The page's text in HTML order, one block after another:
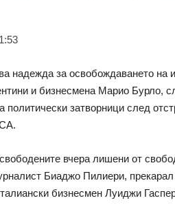
надежда за освобождаването на
и бизнесмена Марио Бурло,
политически затворници след
вчера лишени от
Биаджо Пилиери,
бизнесмен Луиджи